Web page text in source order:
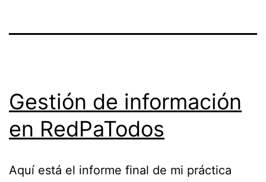
Gestión de información
en RedPaTodos
Aquí está el informe final de mi práctica